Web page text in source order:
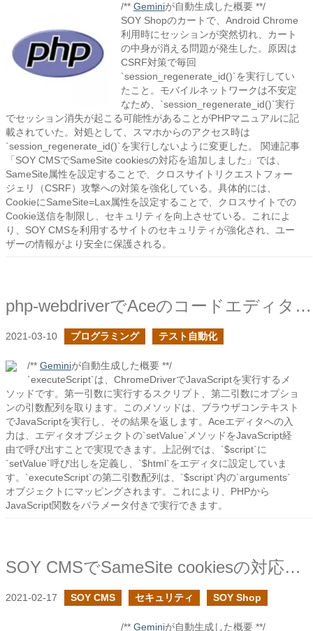
/** Geminiが自動生成した概要 **/
SOY Shopのカートで、Android Chrome
利用時にセッションが突然切れ、カート
の中身が消える問題が発生した。原因は
CSRF対策で毎回
`session_regenerate_id()`を実行してい
たこと。モバイルネットワークは不安定
なため、`session_regenerate_id()`実行
でセッション消失が起こる可能性があることがPHPマニュアルに記
載されていた。対処として、スマホからのアクセス時は
`session_regenerate_id()`を実行しないように変更した。 関連記事
「SOY CMSでSameSite cookiesの対応を追加しました」では、
SameSite属性を設定することで、クロスサイトリクエストフォー
ジェリ（CSRF）攻撃への対策を強化している。具体的には、
CookieにSameSite=Lax属性を設定することで、クロスサイトでの
Cookie送信を制限し、セキュリティを向上させている。これによ
り、SOY CMSを利用するサイトのセキュリティが強化され、ユー
ザーの情報がより安全に保護される。
php-webdriverでAceのコードエディタに文字を入力する
2021-03-10 プログラミング テスト自動化
/** Geminiが自動生成した概要 **/
`executeScript`は、ChromeDriverでJavaScriptを実行するメ
ソッドです。第一引数に実行するスクリプト、第二引数にオプショ
ンの引数配列を取ります。このメソッドは、ブラウザコンテキスト
でJavaScriptを実行し、その結果を返します。Aceエディタへの入
力は、エディタオブジェクトの`setValue`メソッドをJavaScript経
由で呼び出すことで実現できます。上記例では、`$script`に
`setValue`呼び出しを定義し、`$html`をエディタに設定していま
す。`executeScript`の第二引数配列は、`$script`内の`arguments`
オブジェクトにマッピングされます。これにより、PHPから
JavaScript関数をパラメータ付きで実行できます。
SOY CMSでSameSite cookiesの対応を追加しました
2021-02-17 SOY CMS セキュリティ SOY Shop
/** Geminiが自動生成した概要 **/